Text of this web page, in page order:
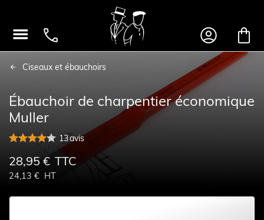
   
Ciseaux et ébauchoirs
Ébauchoir de charpentier économique
Muller
13avis
28,95 € TTC
24,13 € HT